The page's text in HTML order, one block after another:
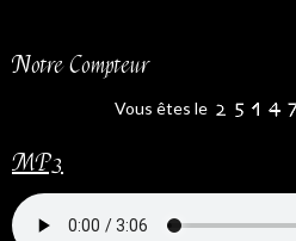
Notre Compteur
Vous êtes le
MP3